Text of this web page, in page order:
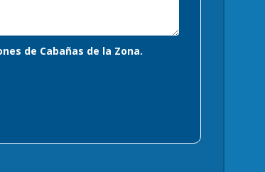
de Cabañas de la Zona.